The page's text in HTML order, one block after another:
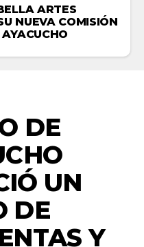
ARTES
NUEVA COMISIÓN
DE
UN
DE
Y